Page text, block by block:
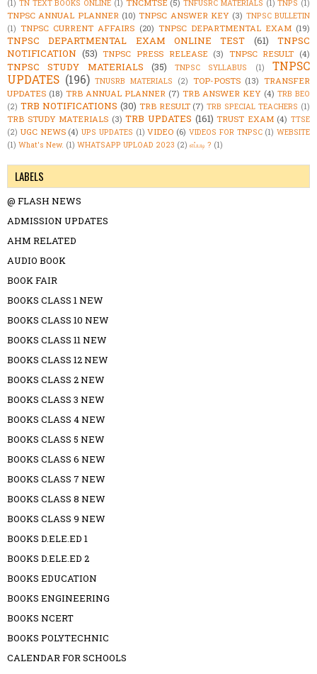
(1) TN TEXT BOOKS ONLINE (1) TNCMTSE (5) TNFUSRC MATERIALS (1) TNPS (1)
TNPSC ANNUAL PLANNER (10) TNPSC ANSWER KEY (3) TNPSC BULLETIN
(1) TNPSC CURRENT AFFAIRS (20) TNPSC DEPARTMENTAL EXAM (19)
TNPSC DEPARTMENTAL EXAM ONLINE TEST (61)
TNPSC
NOTIFICATION (53) TNPSC PRESS RELEASE (3) TNPSC RESULT (4)
TNPSC STUDY MATERIALS (35) TNPSC SYLLABUS (1)
TNPSC
UPDATES (196) TNUSRB MATERIALS (2) TOP-POSTS (13) TRANSFER
UPDATES (18) TRB ANNUAL PLANNER (7) TRB ANSWER KEY (4) TRB BEO
(2) TRB NOTIFICATIONS (30) TRB RESULT (7) TRB SPECIAL TEACHERS (1)
TRB STUDY MATERIALS (3) TRB UPDATES (161) TRUST EXAM (4) TTSE
(2) UGC NEWS (4) UPS UPDATES (1) VIDEO (6) VIDEOS FOR TNPSC (1) WEBSITE
(1) What's New. (1) WHATSAPP UPLOAD 2023 (2) எப்படி ? (1)
LABELS
@ FLASH NEWS
ADMISSION UPDATES
AHM RELATED
AUDIO BOOK
BOOK FAIR
BOOKS CLASS 1 NEW
BOOKS CLASS 10 NEW
BOOKS CLASS 11 NEW
BOOKS CLASS 12 NEW
BOOKS CLASS 2 NEW
BOOKS CLASS 3 NEW
BOOKS CLASS 4 NEW
BOOKS CLASS 5 NEW
BOOKS CLASS 6 NEW
BOOKS CLASS 7 NEW
BOOKS CLASS 8 NEW
BOOKS CLASS 9 NEW
BOOKS D.ELE.ED 1
BOOKS D.ELE.ED 2
BOOKS EDUCATION
BOOKS ENGINEERING
BOOKS NCERT
BOOKS POLYTECHNIC
CALENDAR FOR SCHOOLS